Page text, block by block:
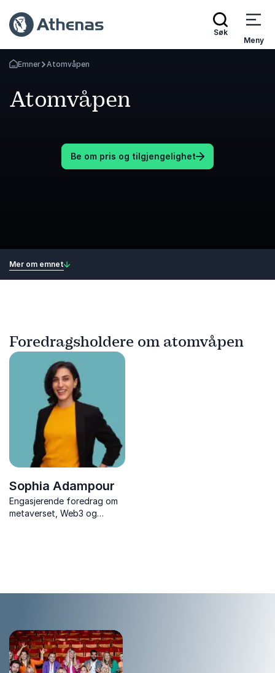
Søk
Meny
Gå tilbake til startsiden
Emner Atomvåpen
Atomvåpen
Be om pris og tilgjengelighet
Mer om emnet
Foredragsholdere om atomvåpen
Sophia Adampour
Engasjerende foredrag om
metaverset, Web3 og